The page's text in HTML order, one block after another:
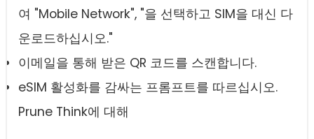
여 "Mobile Network", "을 선택하고 SIM을 대신 다
운로드하십시오."
이메일을 통해 받은 QR 코드를 스캔합니다.
eSIM 활성화를 감싸는 프롬프트를 따르십시오.
Prune Think에 대해